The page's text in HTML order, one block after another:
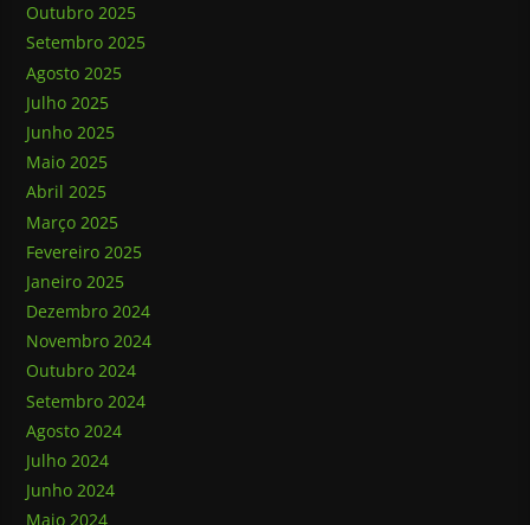
Outubro 2025
Setembro 2025
Agosto 2025
Julho 2025
Junho 2025
Maio 2025
Abril 2025
Março 2025
Fevereiro 2025
Janeiro 2025
Dezembro 2024
Novembro 2024
Outubro 2024
Setembro 2024
Agosto 2024
Julho 2024
Junho 2024
Maio 2024